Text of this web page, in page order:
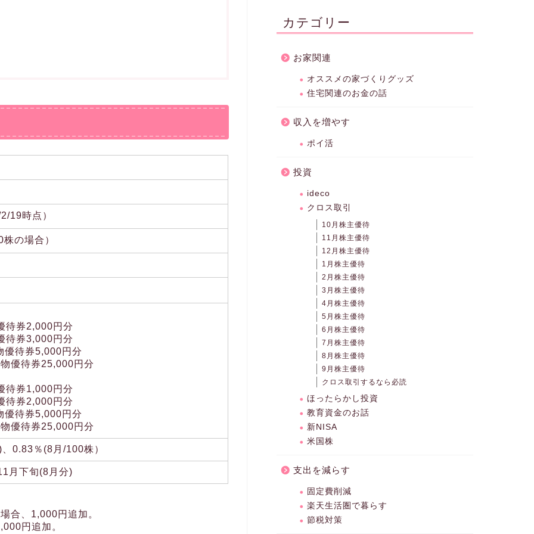
19時点）
の場合）
券2,000円分
券3,000円分
待券5,000円分
優待券25,000円分
券1,000円分
券2,000円分
待券5,000円分
優待券25,000円分
0.83％(8月/100株）
月下旬(8月分)
合、1,000円追加。
円追加。
カテゴリー
お家関連
オススメの家づくりグッズ
住宅関連のお金の話
収入を増やす
ポイ活
投資
ideco
クロス取引
10月株主優待
11月株主優待
12月株主優待
1月株主優待
2月株主優待
3月株主優待
4月株主優待
5月株主優待
6月株主優待
7月株主優待
8月株主優待
9月株主優待
クロス取引するなら必読
ほったらかし投資
教育資金のお話
新NISA
米国株
支出を減らす
固定費削減
楽天生活圏で暮らす
節税対策